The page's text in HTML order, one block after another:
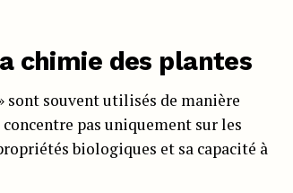
chimie des plantes
sont souvent utilisés de manière
pas uniquement sur les
biologiques et sa capacité à